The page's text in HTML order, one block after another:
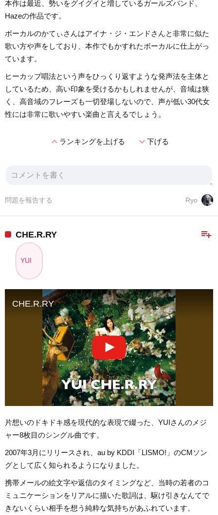
本作は最近、勢いをグイグイと増しているガールズバンド、
Hazeの作品です。
ボーカルのかてぃさんはアイナ・ジ・エンドさんと非常に似た
歌い方や声をしており、本作でもかすれたボーカルに仕上がっ
ています。
ヒーカップ唱法という声をひっくり返すような発声法を主体と
しているため、高い印象を受けるかもしれませんが、音域は狭
く、高音域のフレーズも一切登場しないので、声が低い30代女
性には非常に歌いやすい楽曲と言えるでしょう。
expand_lessランキングを上げる expand_more下げる
Ryo
問題を報告する
playlist_add
CHE.R.RY
YUI
CHE.R.RY
片想いのドキドキ感を現代的な表現で綴った、YUIさんのメジ
ャー8枚目のシングル曲です。
2007年3月にリリースされ、au by KDDI「LISMO!」のCMソン
グとして広く知られるようになりました。
携帯メールの絵文字や返信のタイミングなど、当時の若者のコ
ミュニケーションをリアルに描いた歌詞は、駆け引きなんてで
きないくらい相手を想う純粋な気持ちがあふれています。